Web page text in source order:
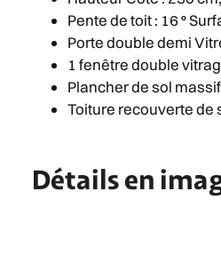
Pente de toit : 16 °
Porte double demi
1 fenêtre double
Plancher de sol
Toiture recouverte de
Détails en